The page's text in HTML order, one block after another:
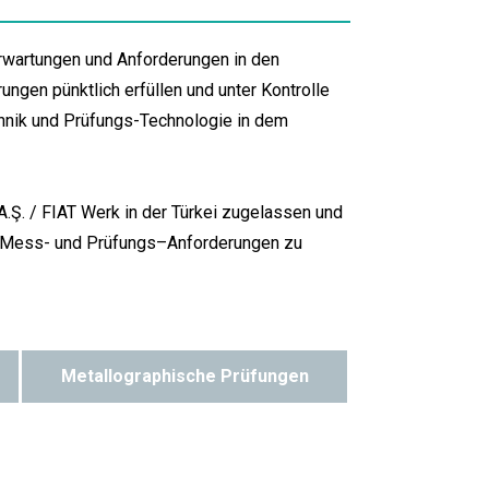
und Anforderungen in den
pünktlich erfüllen und unter Kontrolle
und Prüfungs-Technologie in dem
/ FIAT Werk in der Türkei zugelassen und
und Prüfungs–Anforderungen zu
Metallographische Prüfungen